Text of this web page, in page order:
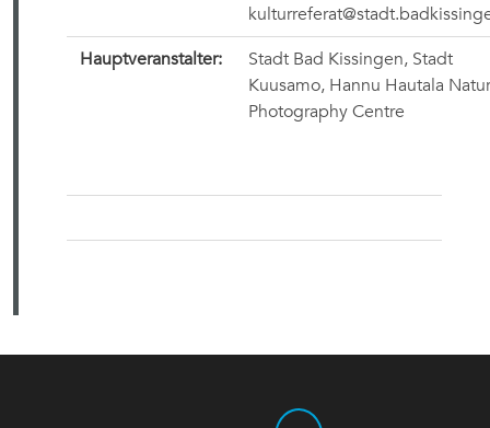
Hauptveranstalter:
Stadt Bad Kissingen, Stadt
Kuusamo, Hannu Hautala
Photography Centre